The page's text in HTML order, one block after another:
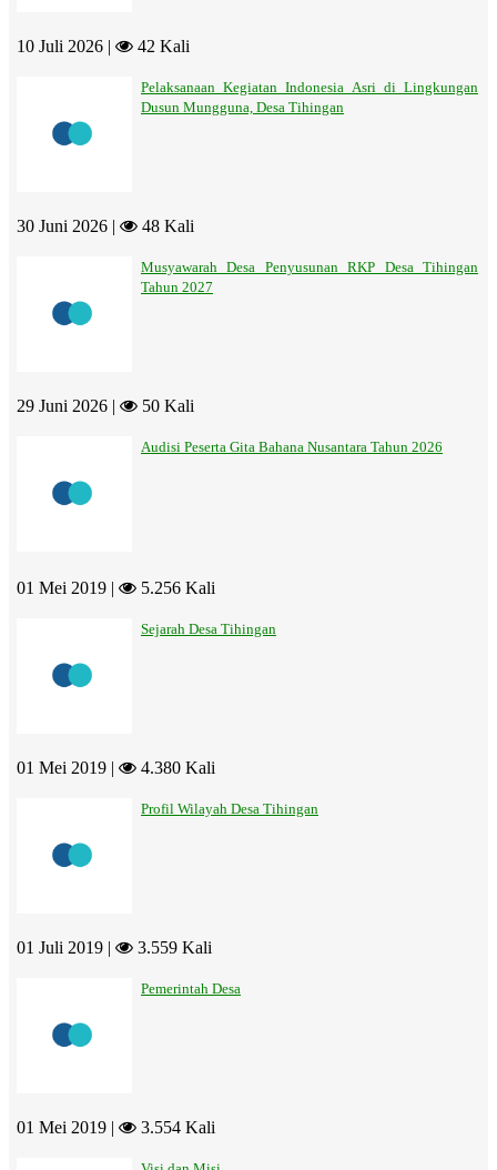
10 Juli 2026 | 42 Kali
Pelaksanaan Kegiatan Indonesia Asri di Lingkungan
Dusun Mungguna, Desa Tihingan
30 Juni 2026 | 48 Kali
Musyawarah Desa Penyusunan RKP Desa Tihingan
Tahun 2027
29 Juni 2026 | 50 Kali
Audisi Peserta Gita Bahana Nusantara Tahun 2026
01 Mei 2019 | 5.256 Kali
Sejarah Desa Tihingan
01 Mei 2019 | 4.380 Kali
Profil Wilayah Desa Tihingan
01 Juli 2019 | 3.559 Kali
Pemerintah Desa
01 Mei 2019 | 3.554 Kali